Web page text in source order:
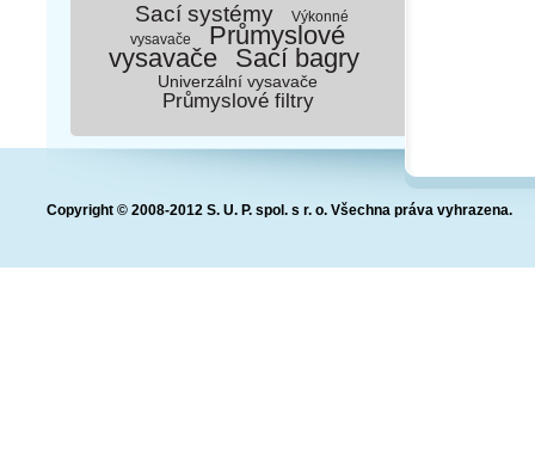
Sací systémy
Výkonné
vysavače
Průmyslové
vysavače Sací bagry
Univerzální vysavače
Průmyslové filtry
Copyright © 2008-2012 S. U. P. spol. s r. o. Všechna práva vyhrazena.